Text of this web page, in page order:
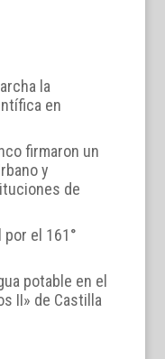
la
en
firmaron un
y
de
el 161°
potable en el
II» de Castilla